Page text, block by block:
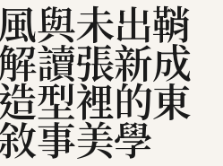
與未出鞘
讀張新成
型裡的東
事美學